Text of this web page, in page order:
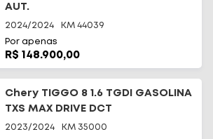
AUT.
2024/2024 KM 44039
Por apenas
R$ 148.900,00
Chery TIGGO 8 1.6 TGDI GASOLINA
TXS MAX DRIVE DCT
2023/2024 KM 35000